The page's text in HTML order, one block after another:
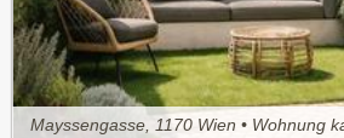
Mayssengasse, 1170 Wien • Wohnung